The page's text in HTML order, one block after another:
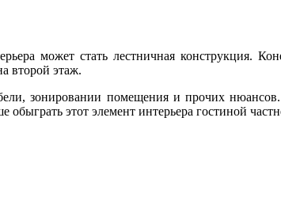
может стать лестничная конструкция.
второй этаж.
зонировании помещения и прочих
этот элемент интерьера гостиной